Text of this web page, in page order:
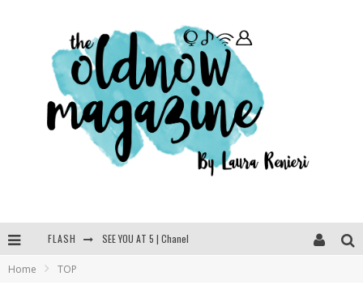
FLASH SEE YOU AT 5 | Chanel
Home TOP